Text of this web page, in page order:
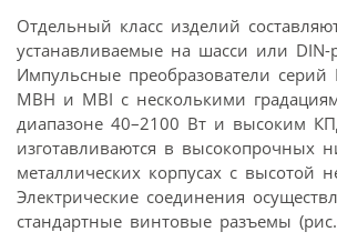
Отдельный класс изделий
устанавливаемые на шасси или DIN-
Импульсные преобразователи серий
MBH и MBI с несколькими
диапазоне 40–2100 Вт и высоким
изготавливаются в высокопрочных
металлических корпусах с высотой
Электрические соединения
стандартные винтовые разъемы